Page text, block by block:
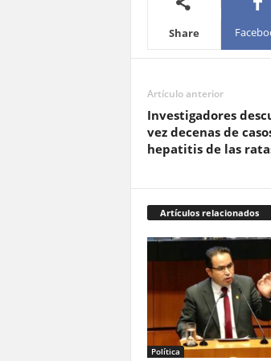
Share
Artículo anterior
Investigadores
vez decenas de
hepatitis de las
Artículos relacionados
Política